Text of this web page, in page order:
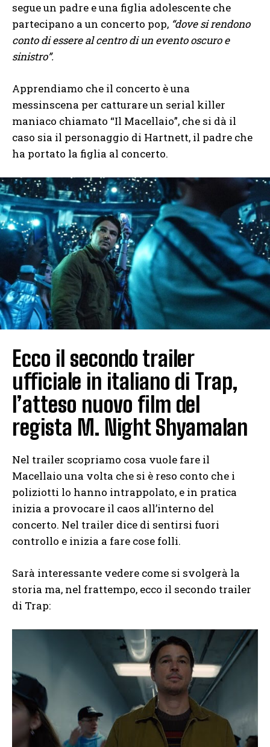
segue un padre e una figlia adolescente che
partecipano a un concerto pop, “dove si rendono
conto di essere al centro di un evento oscuro e
sinistro”.
Apprendiamo che il concerto è una
messinscena per catturare un serial killer
maniaco chiamato “Il Macellaio”, che si dà il
caso sia il personaggio di Hartnett, il padre che
ha portato la figlia al concerto.
Ecco il secondo trailer
ufficiale in italiano di Trap,
l’atteso nuovo film del
regista M. Night Shyamalan
Nel trailer scopriamo cosa vuole fare il
Macellaio una volta che si è reso conto che i
poliziotti lo hanno intrappolato, e in pratica
inizia a provocare il caos all’interno del
concerto. Nel trailer dice di sentirsi fuori
controllo e inizia a fare cose folli.
Sarà interessante vedere come si svolgerà la
storia ma, nel frattempo, ecco il secondo trailer
di Trap: